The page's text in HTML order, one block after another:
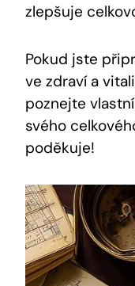
zlepšuje
Pokud jste
‍ve ⁢zdraví a
poznejte​
svého
poděkuje!